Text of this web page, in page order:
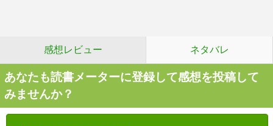
感想レビュー ネタバレ
あなたも読書メーターに登録して感想を投稿して
みませんか？